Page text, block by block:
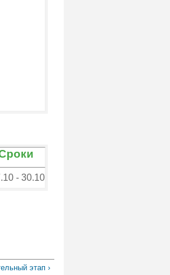
- 30.10
этап ›